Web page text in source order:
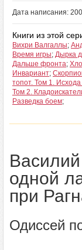
Дата написания:
Книги из этой
Вихри Валгаллы;
Время игры; Дырка
Дальше фронта;
Инвариант;
топот. Том 1.
Том 2.
Разведка боем;
одной
при
Одиссей